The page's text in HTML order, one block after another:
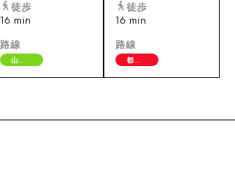
徒歩
16 min
路線
徒歩
16 min
路線